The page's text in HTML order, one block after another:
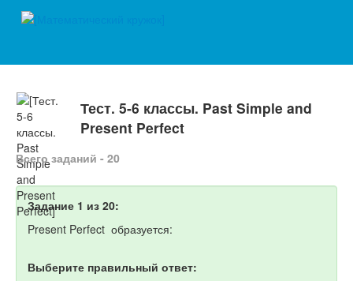
Тест. 5-6 классы. Past Simple and
Present Perfect
Всего заданий - 20
Задание 1 из 20:
Present Perfect образуется:
Выберите правильный ответ: